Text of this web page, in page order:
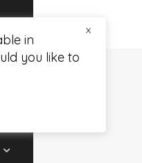
X
in
you like to